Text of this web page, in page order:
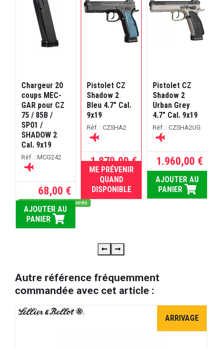
Chargeur 20
coups MEC-
GAR pour CZ
75 / 85B /
SP01 /
SHADOW 2
Cal. 9x19
Réf. : MCG242
68,00 €
Dispo sous 5 jours ouvrés
AJOUTER AU
PANIER
Pistolet CZ
Shadow 2
Bleu 4.7" Cal.
9x19
Réf. : CZSHA2
1.870,00 €
RUPTURE
ME PRÉVENIR
QUAND
DISPONIBLE
Pistolet CZ
Shadow 2
Urban Grey
4.7" Cal. 9x19
Réf. : CZSHA2UG
1.960,00 €
AJOUTER AU
PANIER
Autre référence fréquemment
commandée avec cet article :
ARRIVAGE